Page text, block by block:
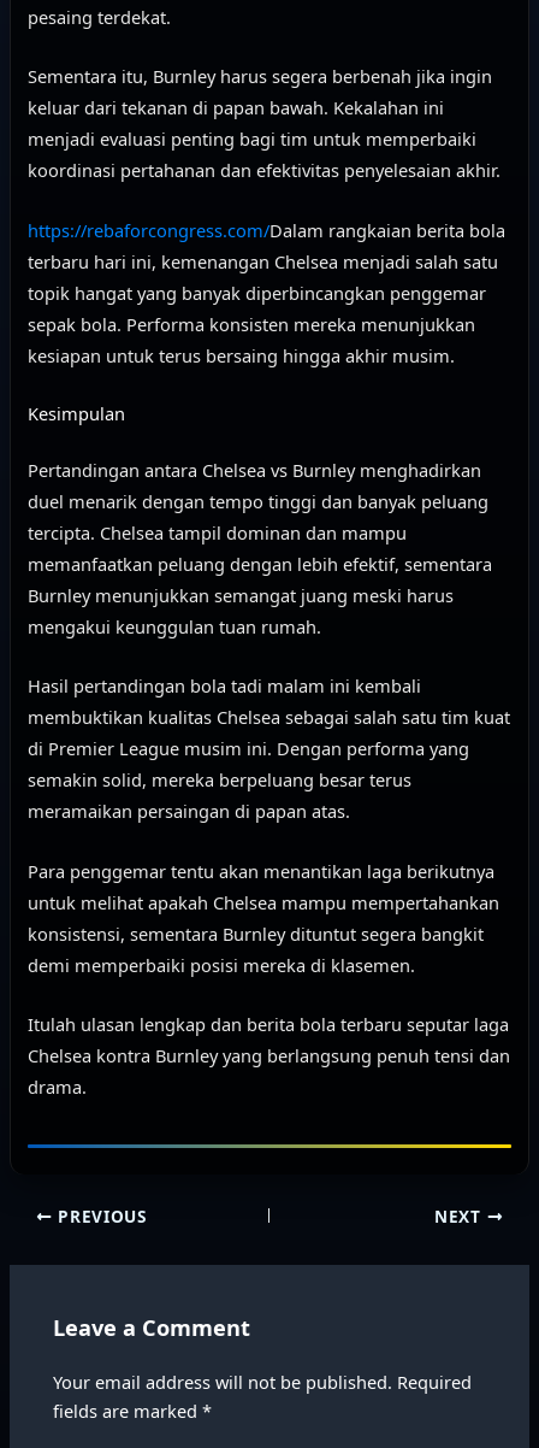
pesaing terdekat.
Sementara itu, Burnley harus segera berbenah jika ingin
keluar dari tekanan di papan bawah. Kekalahan ini
menjadi evaluasi penting bagi tim untuk memperbaiki
koordinasi pertahanan dan efektivitas penyelesaian akhir.
https://rebaforcongress.com/Dalam rangkaian berita bola
terbaru hari ini, kemenangan Chelsea menjadi salah satu
topik hangat yang banyak diperbincangkan penggemar
sepak bola. Performa konsisten mereka menunjukkan
kesiapan untuk terus bersaing hingga akhir musim.
Kesimpulan
Pertandingan antara Chelsea vs Burnley menghadirkan
duel menarik dengan tempo tinggi dan banyak peluang
tercipta. Chelsea tampil dominan dan mampu
memanfaatkan peluang dengan lebih efektif, sementara
Burnley menunjukkan semangat juang meski harus
mengakui keunggulan tuan rumah.
Hasil pertandingan bola tadi malam ini kembali
membuktikan kualitas Chelsea sebagai salah satu tim kuat
di Premier League musim ini. Dengan performa yang
semakin solid, mereka berpeluang besar terus
meramaikan persaingan di papan atas.
Para penggemar tentu akan menantikan laga berikutnya
untuk melihat apakah Chelsea mampu mempertahankan
konsistensi, sementara Burnley dituntut segera bangkit
demi memperbaiki posisi mereka di klasemen.
Itulah ulasan lengkap dan berita bola terbaru seputar laga
Chelsea kontra Burnley yang berlangsung penuh tensi dan
drama.
PREVIOUS NEXT
Leave a Comment
Your email address will not be published. Required
fields are marked*